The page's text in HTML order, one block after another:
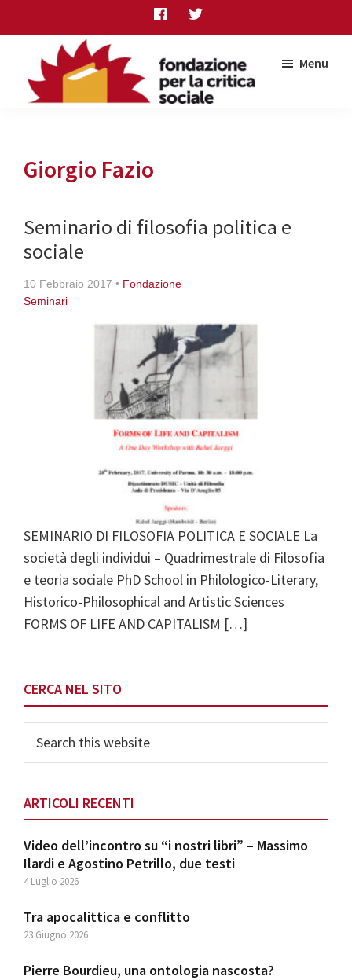
to
content
to
primary
sidebar
to
critica
sociale
Menu
Giorgio Fazio
Seminario di filosofia politica e
sociale
10 Febbraio 2017 • Fondazione
Seminari
SEMINARIO DI FILOSOFIA POLITICA E SOCIALE La
società degli individui – Quadrimestrale di Filosofia
e teoria sociale PhD School in Philologico-Literary,
Historico-Philosophical and Artistic Sciences
FORMS OF LIFE AND CAPITALISM […]
Primary
Sidebar
CERCA NEL SITO
this
website
ARTICOLI RECENTI
Video dell’incontro su “i nostri libri” – Massimo
Ilardi e Agostino Petrillo, due testi
4 Luglio 2026
Tra apocalittica e conflitto
23 Giugno 2026
Pierre Bourdieu, una ontologia nascosta?